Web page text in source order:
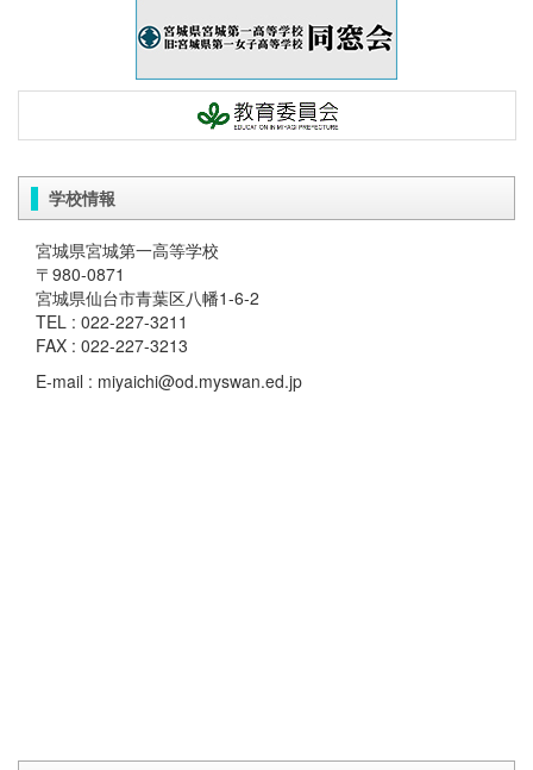
学校情報
宮城県宮城第一高等学校
〒980-0871
宮城県仙台市青葉区八幡1-6-2
TEL : 022-227-3211
FAX : 022-227-3213
E-mail : miyaichi@od.myswan.ed.jp